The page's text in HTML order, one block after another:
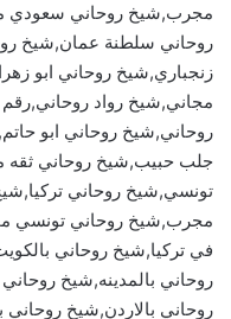
مجرب,شيخ روحاني
روحاني سلطنة عمان,شيخ
زنجباري,شيخ روحاني ابو
مجاني,شيخ رواد
روحاني,شيخ روحاني ابو
جلب حبيب,شيخ روحاني ثقه
تونسي,شيخ روحاني
مجرب,شيخ روحاني تونسي
في تركيا,شيخ روحاني
روحاني بالمدينه,شيخ
روحاني بالاردن,شيخ